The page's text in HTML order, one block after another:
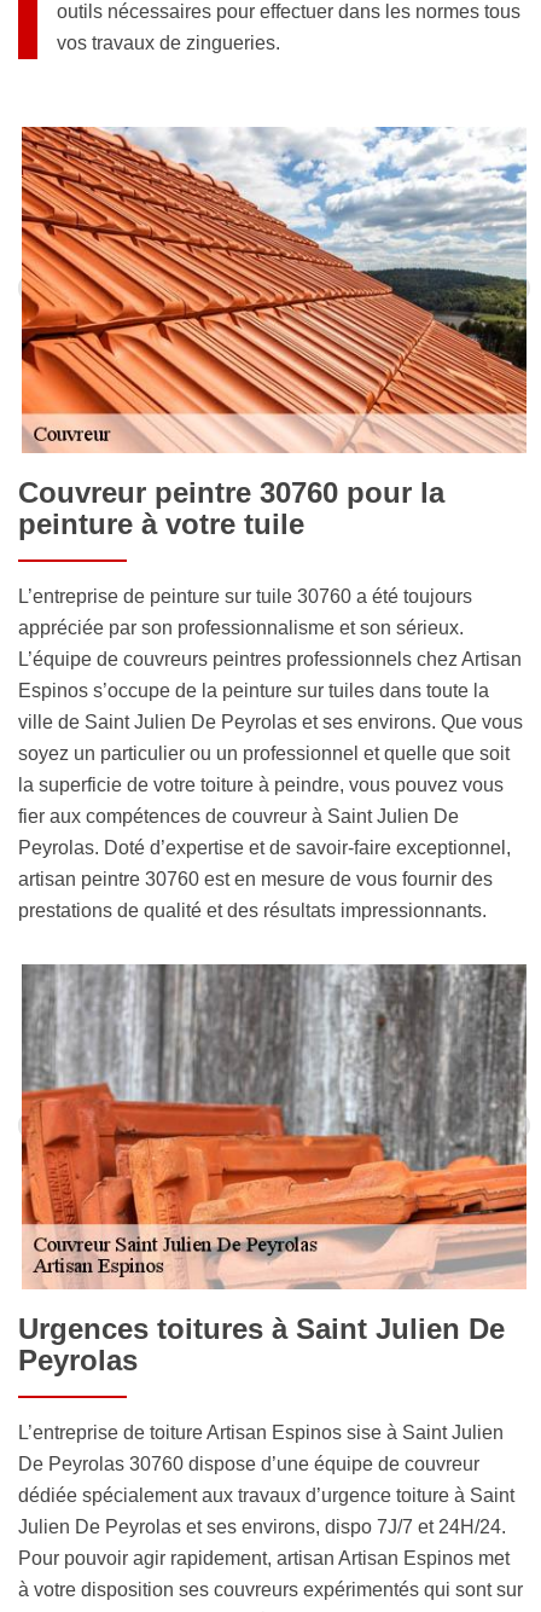
outils nécessaires pour effectuer dans les normes tous
vos travaux de zingueries.
Couvreur peintre 30760 pour la
peinture à votre tuile
L’entreprise de peinture sur tuile 30760 a été toujours
appréciée par son professionnalisme et son sérieux.
L’équipe de couvreurs peintres professionnels chez Artisan
Espinos s’occupe de la peinture sur tuiles dans toute la
ville de Saint Julien De Peyrolas et ses environs. Que vous
soyez un particulier ou un professionnel et quelle que soit
la superficie de votre toiture à peindre, vous pouvez vous
fier aux compétences de couvreur à Saint Julien De
Peyrolas. Doté d’expertise et de savoir-faire exceptionnel,
artisan peintre 30760 est en mesure de vous fournir des
prestations de qualité et des résultats impressionnants.
Urgences toitures à Saint Julien De
Peyrolas
L’entreprise de toiture Artisan Espinos sise à Saint Julien
De Peyrolas 30760 dispose d’une équipe de couvreur
dédiée spécialement aux travaux d’urgence toiture à Saint
Julien De Peyrolas et ses environs, dispo 7J/7 et 24H/24.
Pour pouvoir agir rapidement, artisan Artisan Espinos met
à votre disposition ses couvreurs expérimentés qui sont sur